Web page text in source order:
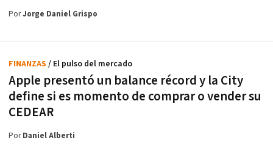
PorJorge Daniel Grispo
Apple presentó un balance récord y la City
define si es momento de comprar o vender su
CEDEAR
FINANZAS / El pulso del mercado
PorDaniel Alberti